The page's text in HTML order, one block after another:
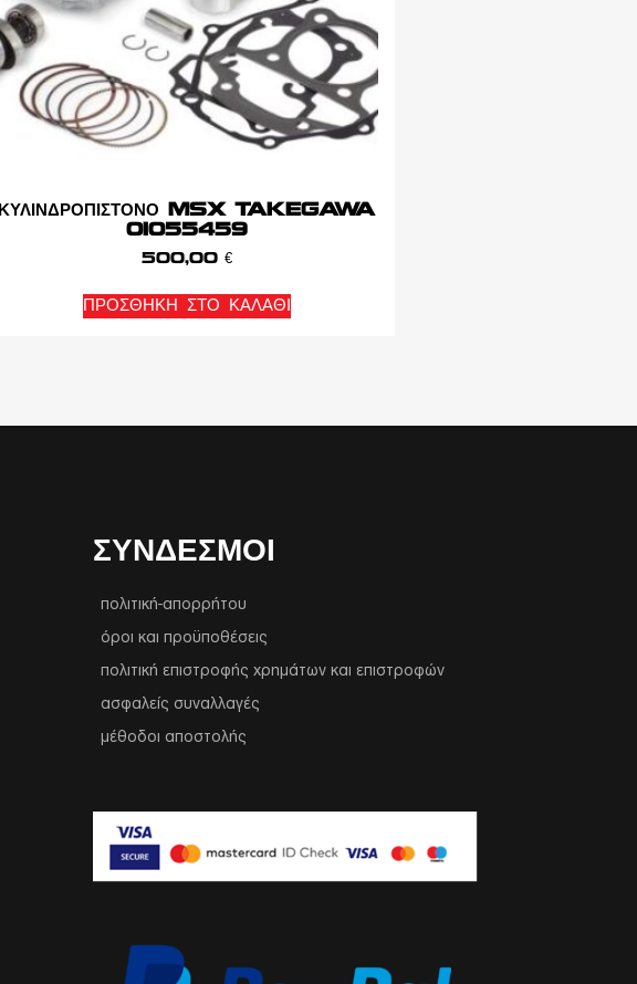
ΚΥΛΙΝΔΡΟΠΙΣΤΟΝΟ MSX TAKEGAWA
01055459
500,00 €
ΠΡΟΣΘΉΚΗ ΣΤΟ ΚΑΛΆΘΙ
ΣΥΝΔΕΣΜΟΙ
πολιτική-απορρήτου
όροι και προϋποθέσεις
πολιτική επιστροφής χρημάτων και επιστροφών
ασφαλείς συναλλαγές
μέθοδοι αποστολής